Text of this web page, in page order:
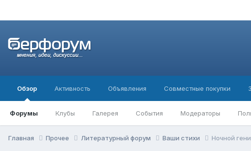
Обзор
Форумы Клубы Галерея События Модераторы
Активность Объявления Совместные покупки
Главная Прочее Литературный форум Ваши стихи Ночной